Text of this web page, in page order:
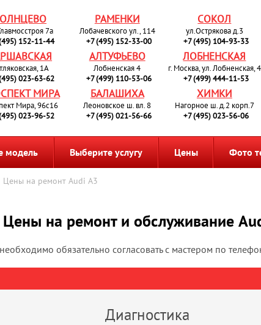
7а
152-11-44
РАМЕНКИ
Лобачевского ул., 114
+7 (495) 152-33-00
СОКОЛ
ул.Острякова д.3
+7 (495) 104-93-33
1А
023-63-62
АЛТУФЬЕВО
Лобненская 4
+7 (499) 110-53-06
ЛОБНЕНСКАЯ
г. Москва, ул. Лобненская, 4
+7 (499) 444-11-53
МИРА
Мира, 96с16
023-96-52
БАЛАШИХА
Леоновское ш. вл. 8
+7 (495) 021-56-66
ХИМКИ
Нагорное ш. д.2 корп.7
+7 (495) 023-56-06
модель Выберите услугу Цены Фото
Цены на ремонт Audi A3
Цены на ремонт и обслуживание
обязательно согласовать с мастером по
Диагностика